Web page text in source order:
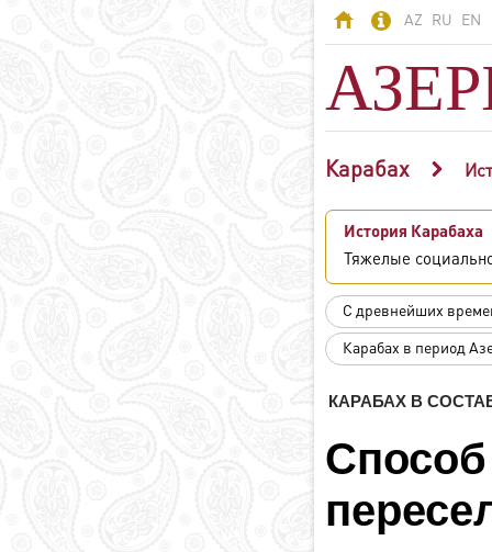
AZ RU EN
АЗЕРБАЙДЖАН
Азербайджан -
страна огней
Население
Политическая
система
Государственные
Азербайджанский
язык
Религия в
Азербайджане
Карабах
История Карабаха
Тяжелые
С древнейших
Карабах в период
КАРАБАХ В